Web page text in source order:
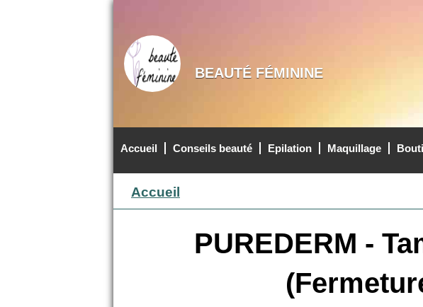
BEAUTÉ FÉMININE
MENU PRINCIPAL
Accueil Conseils beauté Epilation Maquillage
Accueil
PUREDERM -